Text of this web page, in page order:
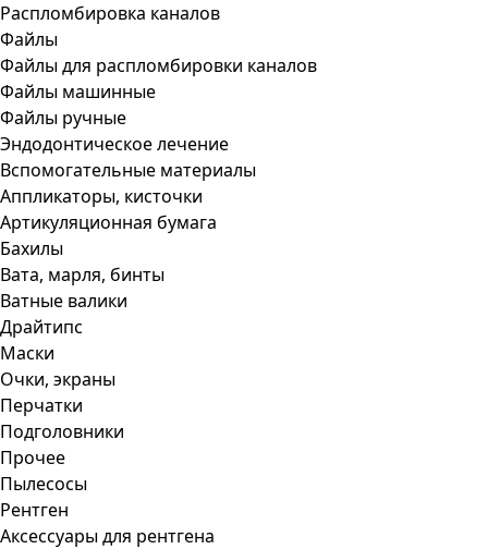
Распломбировка каналов
Файлы
Файлы для распломбировки каналов
Файлы машинные
Файлы ручные
Эндодонтическое лечение
Вспомогательные материалы
Аппликаторы, кисточки
Артикуляционная бумага
Бахилы
Вата, марля, бинты
Ватные валики
Драйтипс
Маски
Очки, экраны
Перчатки
Подголовники
Прочее
Пылесосы
Рентген
Аксессуары для рентгена